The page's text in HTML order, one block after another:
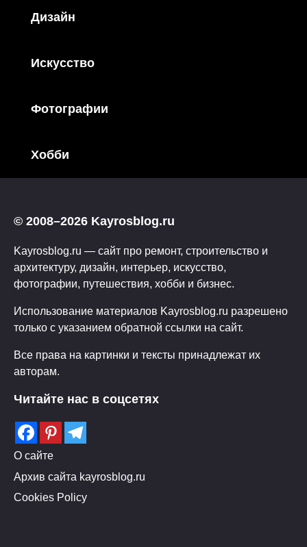
Дизайн
Искусство
Фотографии
Хобби
© 2008–2026 Kayrosblog.ru
Kayrosblog.ru — сайт про ремонт, строительство и
архитектуру, дизайн, интерьер, искусство,
фотографии, путешествия, хобби и бизнес.
Использование материалов Kayrosblog.ru разрешено
только с указанием обратной ссылки на сайт.
Все права на картинки и тексты принадлежат их
авторам.
Читайте нас в соцсетях
О сайте
Архив сайта kayrosblog.ru
Cookies Policy